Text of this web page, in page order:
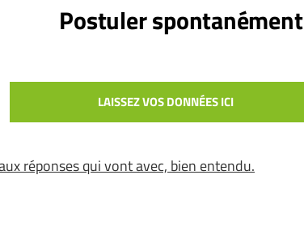
Postuler spontanément
LAISSEZ VOS DONNÉES ICI
réponses qui vont avec, bien entendu.